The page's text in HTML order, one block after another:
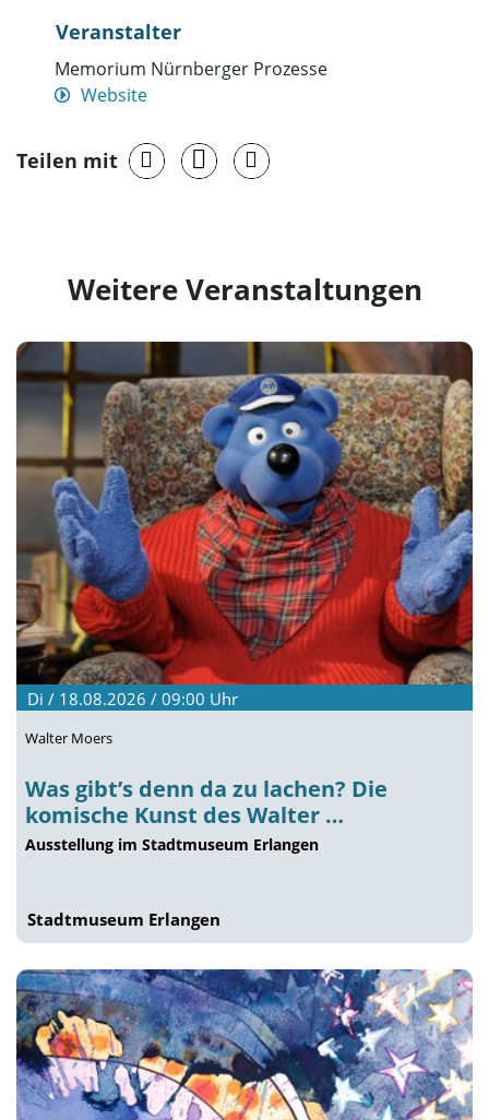
Veranstalter
Memorium Nürnberger Prozesse
Website
Teilen mit
Weitere Veranstaltungen
Di / 18.08.2026 / 09:00 Uhr
Walter Moers
Was gibt’s denn da zu lachen? Die
komische Kunst des Walter …
Ausstellung im Stadtmuseum Erlangen
Stadtmuseum Erlangen